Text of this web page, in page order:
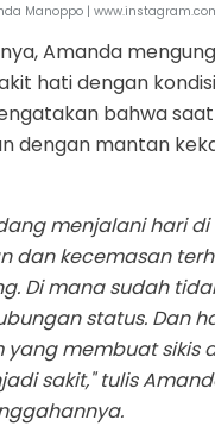
Manoppo |
Amanda
hati dengan
bahwa
dengan mantan
menjalani hari
dan kecemasan
Di mana sudah
status. Dan
yang membuat sikis
sakit," tulis